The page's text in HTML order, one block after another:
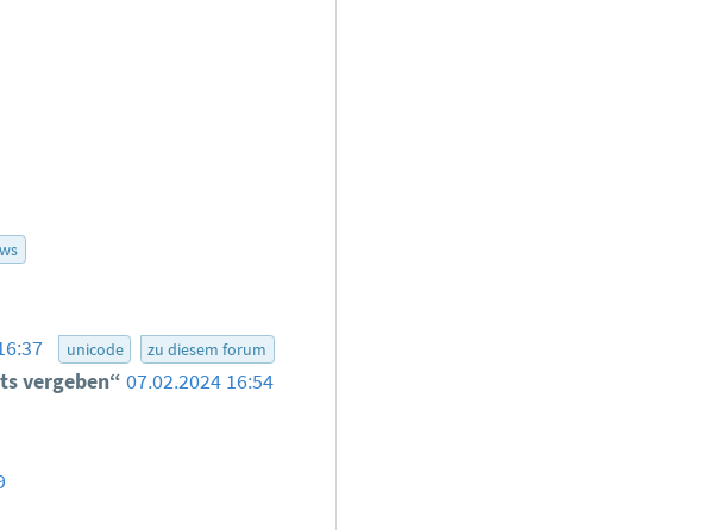
unicode zu diesem forum
vergeben“07.02.2024 16:54